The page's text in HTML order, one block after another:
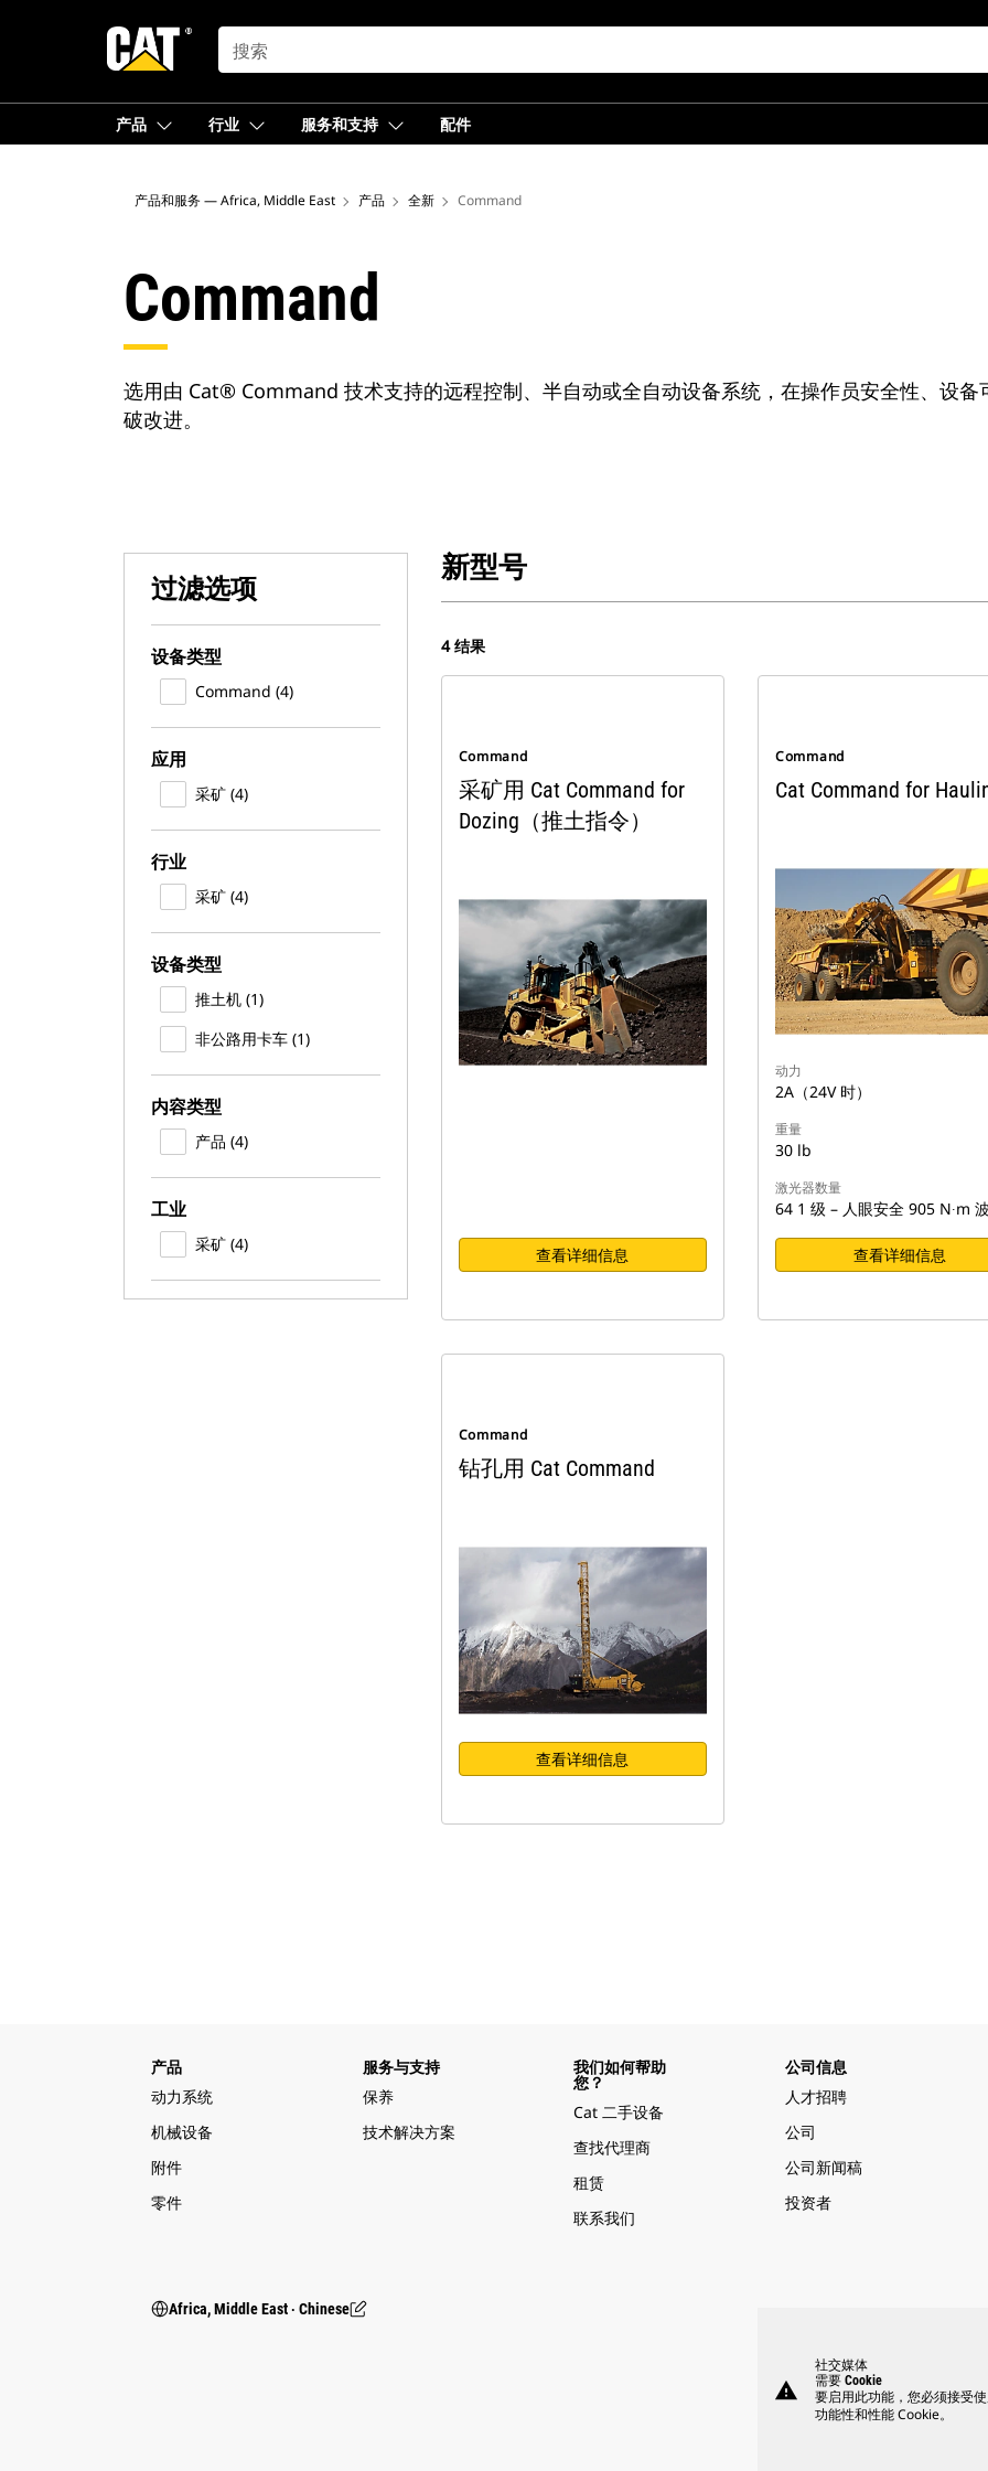
SEARCH
产品 行业 服务和支持 配件
产品和服务 — Africa, Middle East 产品 全新 Command
Command
选用由 Cat® Command 技术支持的远程控制、半自动或全自动设备系统，在操作员安全性、设
破改进。
过滤选项
设备类型
Command (4)
应用
采矿 (4)
行业
采矿 (4)
设备类型
推土机 (1)
非公路用卡车 (1)
内容类型
产品 (4)
工业
采矿 (4)
新型号
4 结果
Command
采矿用 Cat Command for
Dozing（推土指令）
查看详细信息
Command
Cat Command for
动力
2A（24V 时）
重量
30 lb
激光器数量
64 1 级 – 人眼安全 905 N∙m
查看详细信息
Command
钻孔用 Cat Command
查看详细信息
产品
动力系统
机械设备
附件
零件
服务与支持
保养
技术解决方案
我们如何帮助
您？
Cat 二手设备
查找代理商
租赁
联系我们
公司信息
人才招聘
公司
公司新闻稿
投资者
Africa, Middle East ‧ Chinese
warning
社交媒体
需要 Cookie
要启用此功能，您必须接受
功能性和性能 Cookie。